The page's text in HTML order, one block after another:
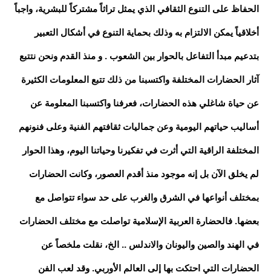
الحفاظ على التنوع الثقافي الذي يمثل تراثاً مشتركاً للبشرية، واجباً
أخلاقياً يمكن الالتزام به وذلك بحماية التنوع في أشكال التعبير
بتدعيم مبدأ التفاعل بالحوار بين الشعوب . و منذ القدم ونحن نتتبع
آثار الحضارات المختلفة واكتسبنا من ذلك تتبع المعلومات الكثيرة
عن حياة شاغلي هذه الحضارات، فعرفنا واكتسبنا المعلومة عن
أساليب حياتهم اليومية وعن جماليات ثقافتهم الفنية وعلى فنونهم
المختلفة الراقية التي أثرت في تفكيرنا وحياتنا اليوم، وهذا الحوار
لم يخلق الآن بل إنه موجود منذ أقدم العصور، وكانت الحضارات
بمختلف أنواعها في الشرق والغرب على حد سواء تتواصل مع
بعضها. فالحضارة العربية الإسلامية تواصلت مع مختلف الحضارات
في الهند والصين واليونان والاندلس .. الخ، نقلت ملخصاً عن
الحضارات التي احتكت بها إلى العالم الأوربي. وقد لعب الفن